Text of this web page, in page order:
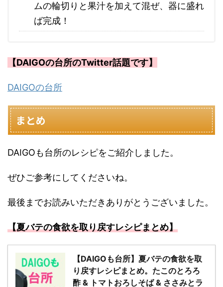
ムの輪切りと果汁を加えて混ぜ、器に盛れ
ば完成！
【DAIGOの台所のTwitter話題です】
DAIGOの台所
まとめ
DAIGOも台所のレシピをご紹介しました。
ぜひご参考にしてくださいね。
最後までお読みいただきありがとうございました。
【夏バテの食欲を取り戻すレシピまとめ】
【DAIGOも台所】夏バテの食欲を取
り戻すレシピまとめ。たこのとろろ
酢 & トマトおろしそば & ささみとラ